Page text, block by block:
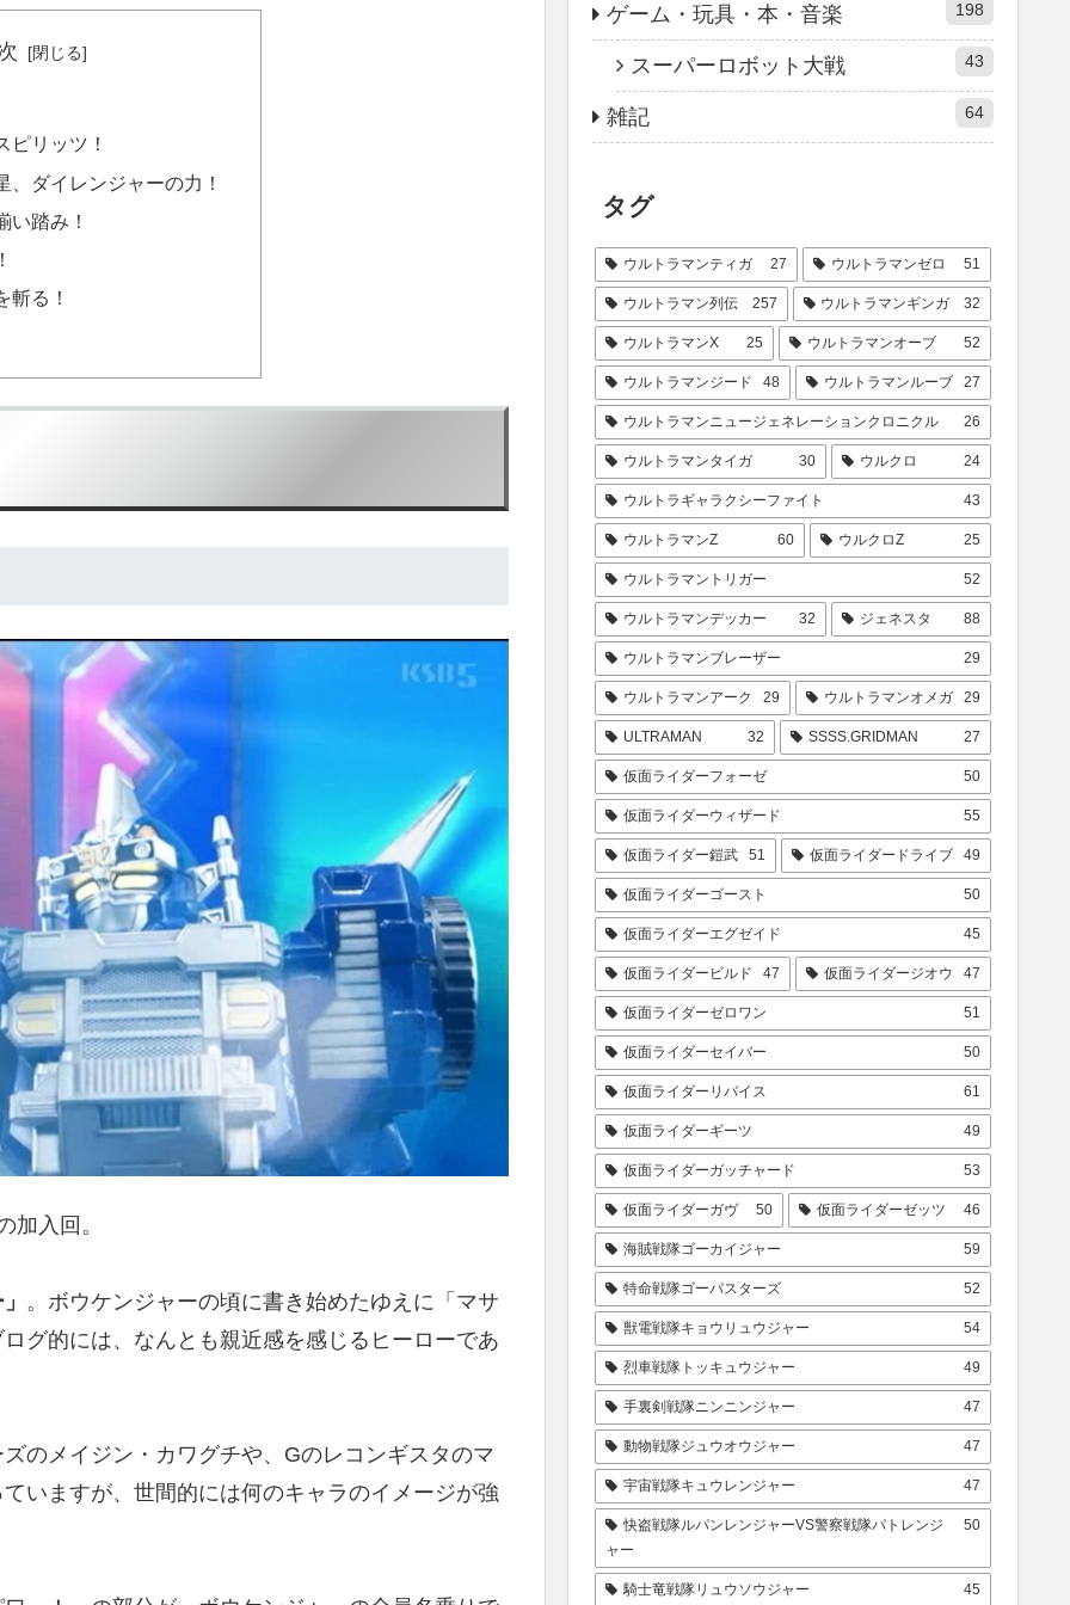
ピリッツ！
、ダイレンジャーの力！
い踏み！
斬る！
加入回。
。ボウケンジャーの頃に書き始めたゆえに「マサ
グ的には、なんとも親近感を感じるヒーローであ
のメイジン・カワグチや、Gのレコンギスタのマ
いますが、世間的には何のキャラのイメージが強
ゲーム・玩具・本・音楽 198
スーパーロボット大戦 43
雑記 64
タグ
ウルトラマンティガ 27 ウルトラマンゼロ 51
ウルトラマン列伝 257 ウルトラマンギンガ 32
ウルトラマンX 25 ウルトラマンオーブ 52
ウルトラマンジード 48 ウルトラマンルーブ 27
ウルトラマンニュージェネレーションクロニクル 26
ウルトラマンタイガ 30 ウルクロ 24
ウルトラギャラクシーファイト 43
ウルトラマンZ 60 ウルクロZ 25
ウルトラマントリガー 52
ウルトラマンデッカー 32 ジェネスタ 88
ウルトラマンブレーザー 29
ウルトラマンアーク 29 ウルトラマンオメガ 29
ULTRAMAN 32 SSSS.GRIDMAN 27
仮面ライダーフォーゼ 50
仮面ライダーウィザード 55
仮面ライダー鎧武 51 仮面ライダードライブ 49
仮面ライダーゴースト 50
仮面ライダーエグゼイド 45
仮面ライダービルド 47 仮面ライダージオウ 47
仮面ライダーゼロワン 51
仮面ライダーセイバー 50
仮面ライダーリバイス 61
仮面ライダーギーツ 49
仮面ライダーガッチャード 53
仮面ライダーガヴ 50 仮面ライダーゼッツ 46
海賊戦隊ゴーカイジャー 59
特命戦隊ゴーバスターズ 52
獣電戦隊キョウリュウジャー 54
烈車戦隊トッキュウジャー 49
手裏剣戦隊ニンニンジャー 47
動物戦隊ジュウオウジャー 47
宇宙戦隊キュウレンジャー 47
快盗戦隊ルパンレンジャーVS警察戦隊パトレンジ
ャー
50
騎士竜戦隊リュウソウジャー 45